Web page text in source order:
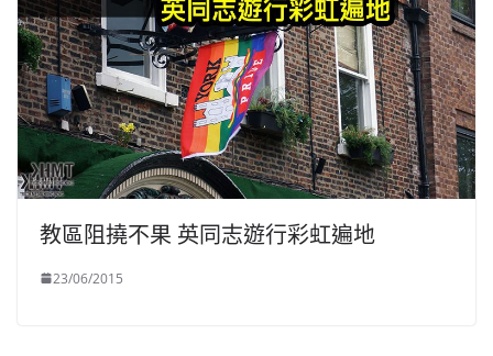
教區阻撓不果 英同志遊行彩虹遍地
23/06/2015